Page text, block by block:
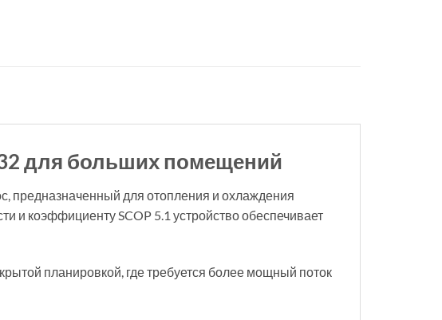
для больших помещений
предназначенный для отопления и охлаждения
и коэффициенту SCOP 5.1 устройство обеспечивает
планировкой, где требуется более мощный поток